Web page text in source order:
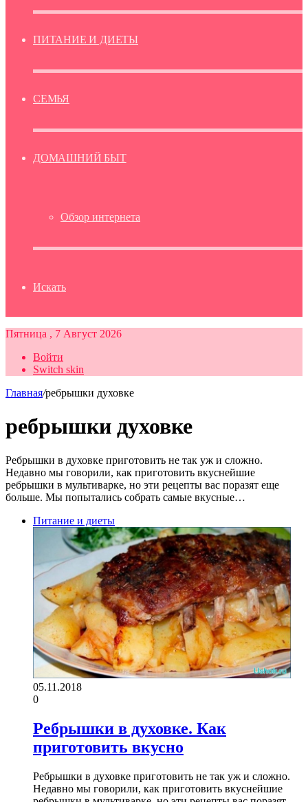
ПИТАНИЕ И ДИЕТЫ
СЕМЬЯ
ДОМАШНИЙ БЫТ
Обзор интернета
Искать
Пятница , 7 Август 2026
Войти
Switch skin
Главная/ребрышки духовке
ребрышки духовке
Ребрышки в духовке приготовить не так уж и сложно.
Недавно мы говорили, как приготовить вкуснейшие
ребрышки в мультиварке, но эти рецепты вас поразят еще
больше. Мы попытались собрать самые вкусные…
Питание и диеты
05.11.2018
0
Ребрышки в духовке. Как
приготовить вкусно
Ребрышки в духовке приготовить не так уж и сложно.
Недавно мы говорили, как приготовить вкуснейшие